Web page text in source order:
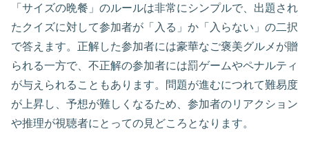
「サイズの晩餐」のルールは非常にシンプルで、出題され
たクイズに対して参加者が「入る」か「入らない」の二択
で答えます。正解した参加者には豪華なご褒美グルメが贈
られる一方で、不正解の参加者には罰ゲームやペナルティ
が与えられることもあります。問題が進むにつれて難易度
が上昇し、予想が難しくなるため、参加者のリアクション
や推理が視聴者にとっての見どころとなります。